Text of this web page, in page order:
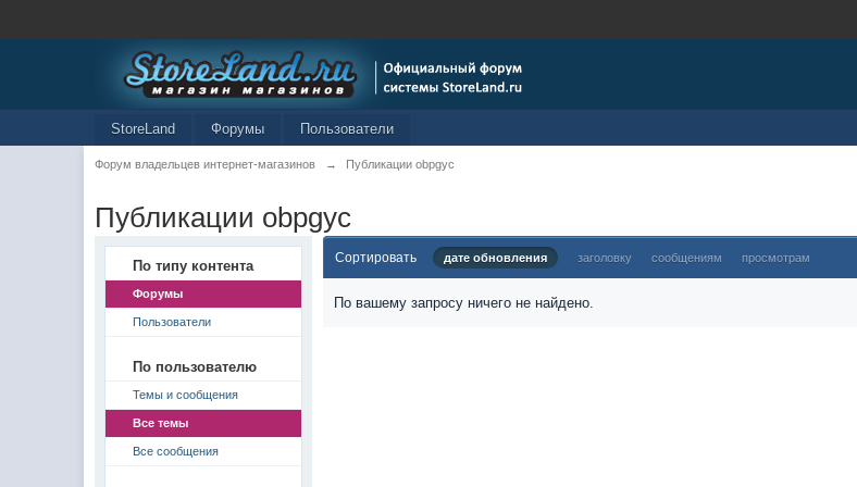
StoreLand Форумы Пользователи
Форум владельцев интернет-магазинов → Публикации obpgyc
Публикации obpgyc
По типу контента
Форумы
Пользователи
По пользователю
Темы и сообщения
Все темы
Все сообщения
Сортировать дате обновления заголовку сообщениям просмотрам
По вашему запросу ничего не найдено.